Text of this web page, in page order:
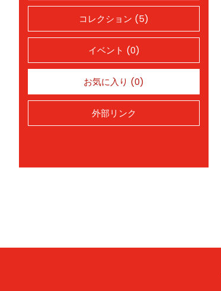
コレクション (5)
イベント (0)
お気に入り (0)
外部リンク